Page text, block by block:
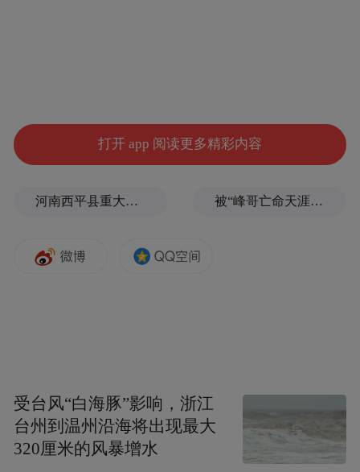
化城，于2014年获评国家4A级旅游景区，这
座世界规模最大的酒文化博览馆，通过八大
载体。
鉴、购物、餐饮于一体，让游客在幽静的古
镇韵味中，与酒文化进行亲密接触；1915广
场以巴拿马万博会夺金为主线，将酒瓶、奖
打开 app 阅读更多精彩内容
河南西平县重大刑案嫌疑人落网，在一片玉米地里被抓 被“峰哥亡命天涯”举报偷税漏税，《铁齿铜牙纪晓岚》编剧汪海林回应
受台风“白海豚”影响，浙江
台州到温州沿海将出现最大
320厘米的风暴增水